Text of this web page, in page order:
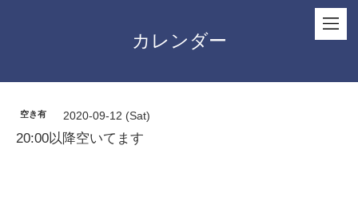
カレンダー
空き有 2020-09-12 (Sat)
20:00以降空いてます